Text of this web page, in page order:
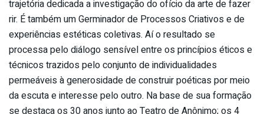
trajetória dedicada a investigação do ofício da arte de fazer
rir. É também um Germinador de Processos Criativos e de
experiências estéticas coletivas. Aí o resultado se
processa pelo diálogo sensível entre os princípios éticos e
técnicos trazidos pelo conjunto de individualidades
permeáveis à generosidade de construir poéticas por meio
da escuta e interesse pelo outro. Na base de sua formação